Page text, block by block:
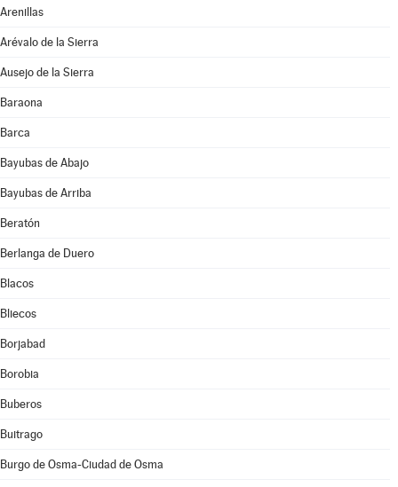
Arenillas
Arévalo de la Sierra
Ausejo de la Sierra
Baraona
Barca
Bayubas de Abajo
Bayubas de Arriba
Beratón
Berlanga de Duero
Blacos
Bliecos
Borjabad
Borobia
Buberos
Buitrago
Burgo de Osma-Ciudad de Osma